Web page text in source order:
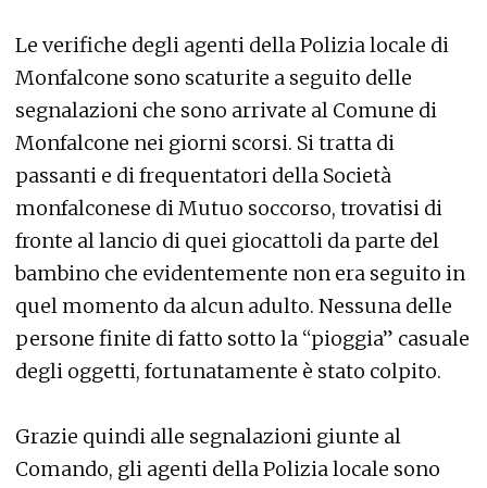
Le verifiche degli agenti della Polizia locale di
Monfalcone sono scaturite a seguito delle
segnalazioni che sono arrivate al Comune di
Monfalcone nei giorni scorsi. Si tratta di
passanti e di frequentatori della Società
monfalconese di Mutuo soccorso, trovatisi di
fronte al lancio di quei giocattoli da parte del
bambino che evidentemente non era seguito in
quel momento da alcun adulto. Nessuna delle
persone finite di fatto sotto la “pioggia” casuale
degli oggetti, fortunatamente è stato colpito.
Grazie quindi alle segnalazioni giunte al
Comando, gli agenti della Polizia locale sono